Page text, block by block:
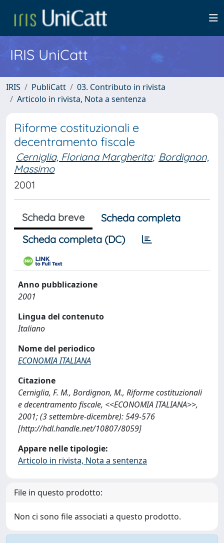
IRIS UniCatt
IRIS PubliCatt
03. Contributo in rivista
Articolo in rivista, Nota a sentenza
Riforme costituzionali e
decentramento fiscale
Cerniglia, Floriana Margherita; Bordignon,
Massimo
2001
Scheda breve
Scheda completa
Scheda completa (DC)
Anno pubblicazione
2001
Lingua del contenuto
Italiano
Nome del periodico
ECONOMIA ITALIANA
Citazione
Cerniglia, F. M., Bordignon, M., Riforme costituzionali
e decentramento fiscale, <<ECONOMIA ITALIANA>>,
2001; (3 settembre-dicembre): 549-576
[http://hdl.handle.net/10807/8059]
Appare nelle tipologie:
Articolo in rivista, Nota a sentenza
File in questo prodotto:
Non ci sono file associati a questo prodotto.